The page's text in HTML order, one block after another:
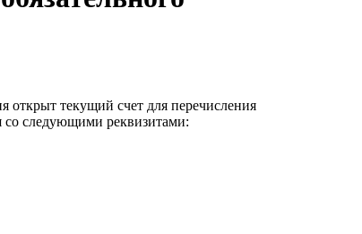
открыт текущий счет для перечисления
со следующими реквизитами: